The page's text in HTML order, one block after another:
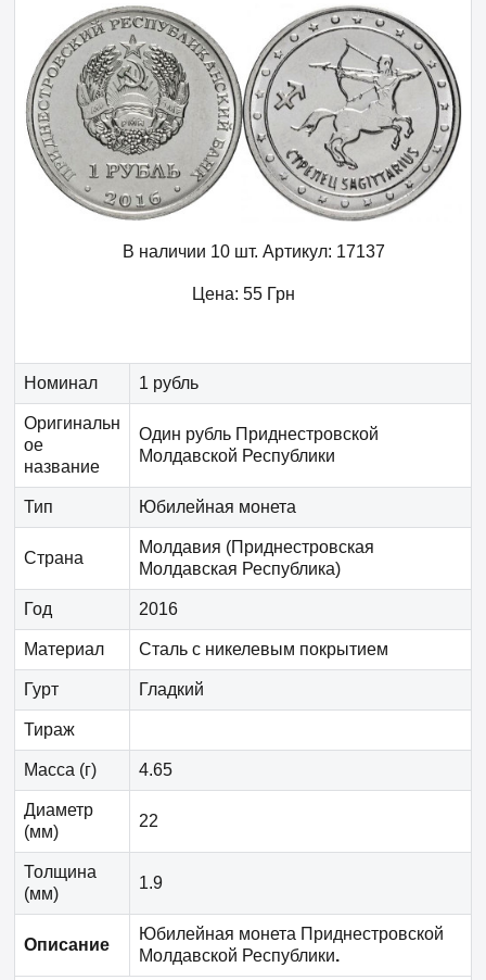
В наличии 10 шт. Артикул: 17137
Цена: 55 Грн
Номинал 1 рубль
Оригинальн
ое
название
Один рубль Приднестровской
Молдавской Республики
Тип Юбилейная монета
Страна
Молдавия (Приднестровская
Молдавская Республика)
Год 2016
Материал Сталь с никелевым покрытием
Гурт Гладкий
Тираж
Масса (г) 4.65
Диаметр
(мм)
22
Толщина
(мм)
1.9
Описание
Юбилейная монета Приднестровской
Молдавской Республики.